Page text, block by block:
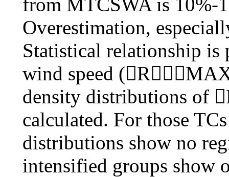
Overestimation,
Statistical relationship is
wind speed
density distributions of
calculated. For those
distributions show no
intensified groups show